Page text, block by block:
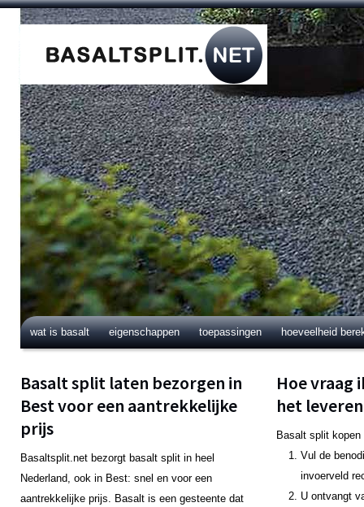
wat is basalt eigenschappen toepassingen hoeveelheid
Basalt split laten bezorgen in
Best voor een aantrekkelijke
prijs
Basaltsplit.net bezorgt basalt split in heel
Nederland, ook in Best: snel en voor een
aantrekkelijke prijs. Basalt is een gesteente dat
Hoe vraag
het
Basalt split
Vul de
invoerveld
U ontvangt